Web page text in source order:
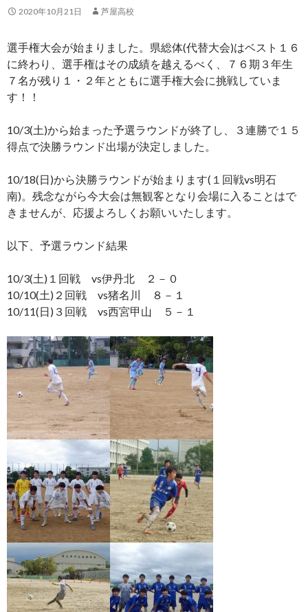
2020年10月21日 芦屋高校
選手権大会が始まりました。県総体(代替大会)はベスト１６
に終わり、選手権はその成績を越えるべく、７６期３年生
７名が残り１・２年とともに選手権大会に挑戦していま
す！！
10/3(土)から始まった予選ラウンドが終了し、３連勝で１５
得点で決勝ラウンド出場が決定しました。
10/18(日)から決勝ラウンドが始まります(１回戦vs明石
南)。残念ながら今大会は無観客となり会場に入ることはで
きませんが、応援よろしくお願いいたします。
以下、予選ラウンド結果
10/3(土)１回戦 vs伊丹北 ２－０
10/10(土)２回戦 vs猪名川 ８－１
10/11(日)３回戦 vs西宮甲山 ５－１